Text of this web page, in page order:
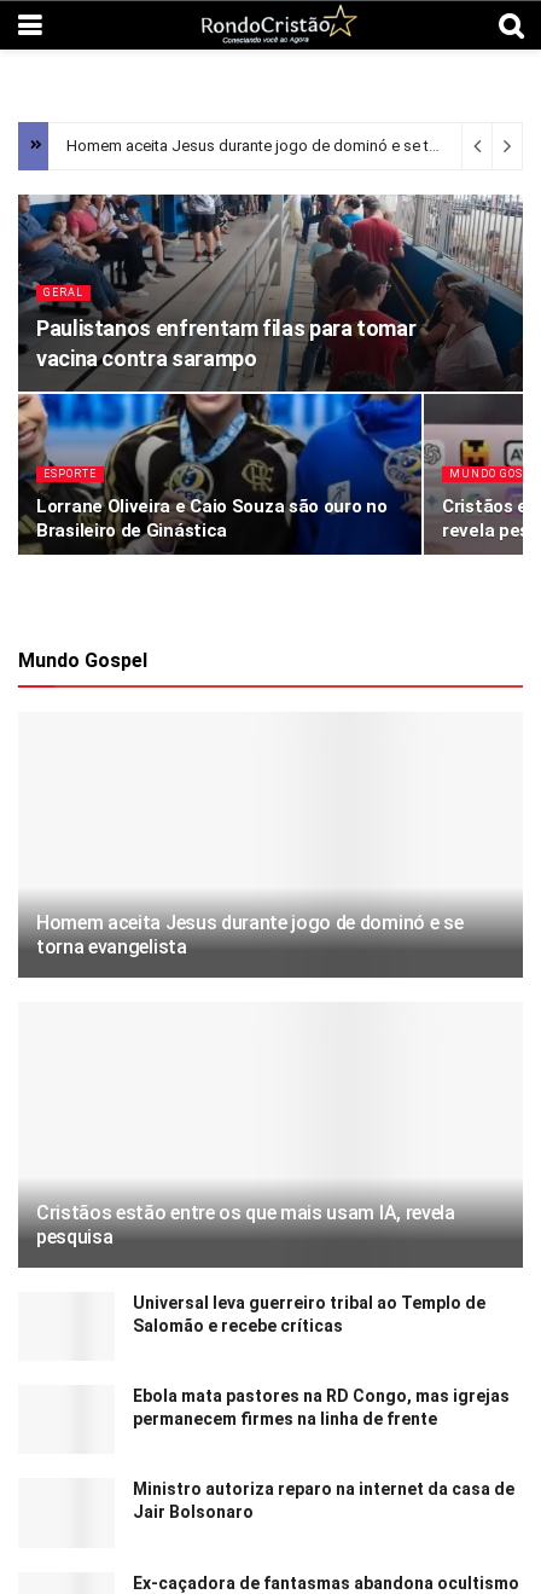
Homem aceita Jesus durante jogo de dominó e se torna evangelista
GERAL
Paulistanos enfrentam filas para tomar
vacina contra sarampo
ESPORTE
Lorrane Oliveira e Caio Souza são ouro no
Brasileiro de Ginástica
MUNDO
Cristãos
revela
Mundo Gospel
Homem aceita Jesus durante jogo de dominó e se
torna evangelista
Cristãos estão entre os que mais usam IA, revela
pesquisa
Universal leva guerreiro tribal ao Templo de
Salomão e recebe críticas
Ebola mata pastores na RD Congo, mas igrejas
permanecem firmes na linha de frente
Ministro autoriza reparo na internet da casa de
Jair Bolsonaro
Ex-caçadora de fantasmas abandona ocultismo